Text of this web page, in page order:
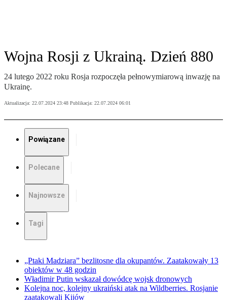
Wojna Rosji z Ukrainą. Dzień 880
24 lutego 2022 roku Rosja rozpoczęła pełnowymiarową inwazję na
Ukrainę.
Aktualizacja: 22.07.2024 23:48 Publikacja: 22.07.2024 06:01
Powiązane
Polecane
Najnowsze
Tagi
„Ptaki Madziara” bezlitosne dla okupantów. Zaatakowały 13
obiektów w 48 godzin
Władimir Putin wskazał dowódcę wojsk dronowych
Kolejna noc, kolejny ukraiński atak na Wildberries. Rosjanie
zaatakowali Kijów